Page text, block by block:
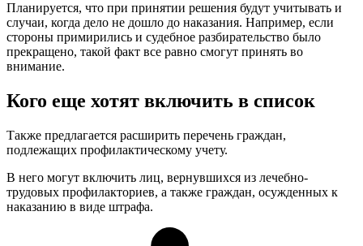
Планируется, что при принятии решения будут учитывать и
случаи, когда дело не дошло до наказания. Например, если
стороны примирились и судебное разбирательство было
прекращено, такой факт все равно смогут принять во
внимание.
Кого еще хотят включить в список
Также предлагается расширить перечень граждан,
подлежащих профилактическому учету.
В него могут включить лиц, вернувшихся из лечебно-
трудовых профилакториев, а также граждан, осужденных к
наказанию в виде штрафа.